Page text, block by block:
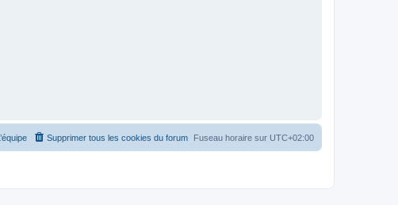
Fuseau horaire sur UTC+02:00
Supprimer tous les cookies du forum